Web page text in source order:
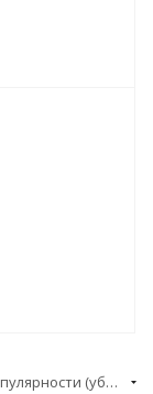
По популярности (убывание)